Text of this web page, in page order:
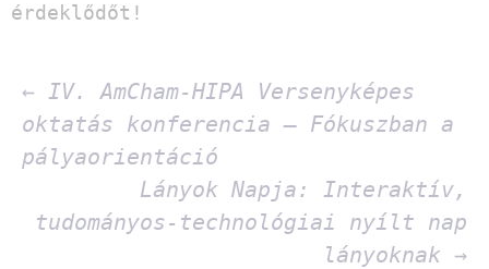
érdeklődőt!
Bejegyzés
navigáció
← IV. AmCham-HIPA Versenyképes
oktatás konferencia – Fókuszban a
pályaorientáció
Lányok Napja: Interaktív,
tudományos-technológiai nyílt nap
lányoknak →